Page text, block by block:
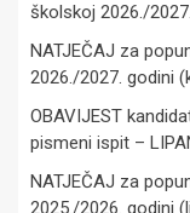
školskoj 2026./
NATJEČAJ za
2026./2027. godini
OBAVIJEST
pismeni ispit –
NATJEČAJ za
2025./2026. godini